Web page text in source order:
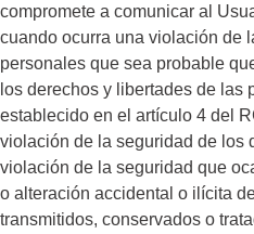
compromete a comunicar al
cuando ocurra una violación de
personales que sea probable
los derechos y libertades de
establecido en el artículo 4 del
violación de la seguridad de los
violación de la seguridad que
o alteración accidental o ilícita
transmitidos, conservados o